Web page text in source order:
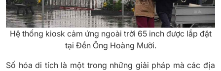
Hệ thống kiosk cảm ứng ngoài trời 65 inch được lắp đặt
tại Đền Ông Hoàng Mười.
Số hóa di tích là một trong những giải pháp mà các địa